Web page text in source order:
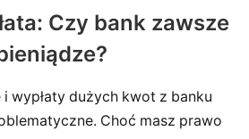
Czy bank zawsze
i wypłaty dużych kwot z banku
Choć masz prawo